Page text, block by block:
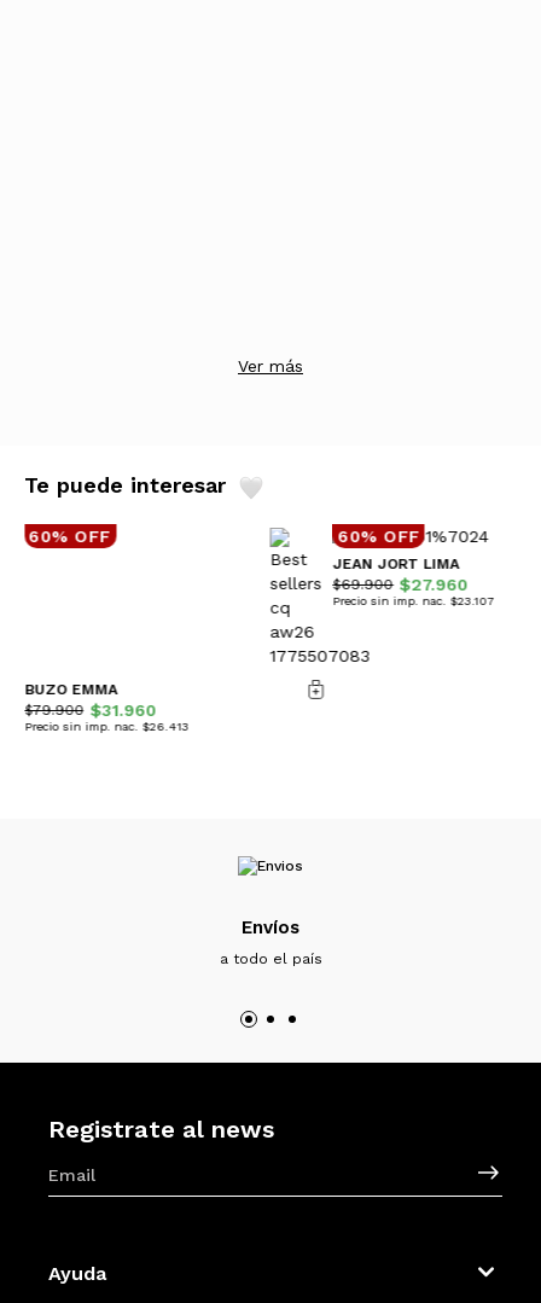
Ver más
Te puede interesar
60% OFF
BUZO EMMA
$79.900 $31.960
Precio sin imp. nac. $26.413
60% OFF
JEAN JORT LIMA
$69.900 $27.960
Precio sin imp. nac. $23.107
Envíos
a todo el país
Registrate al news
Ayuda